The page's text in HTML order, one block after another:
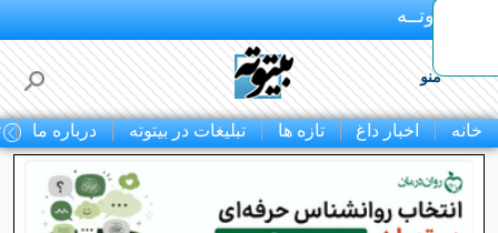
بـیتوتــه
منو
خانه اخبار داغ تازه ها تبلیغات در بیتوته درباره ما